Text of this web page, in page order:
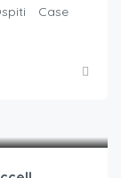
Case